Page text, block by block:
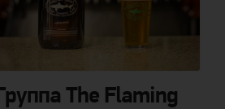
The Flaming